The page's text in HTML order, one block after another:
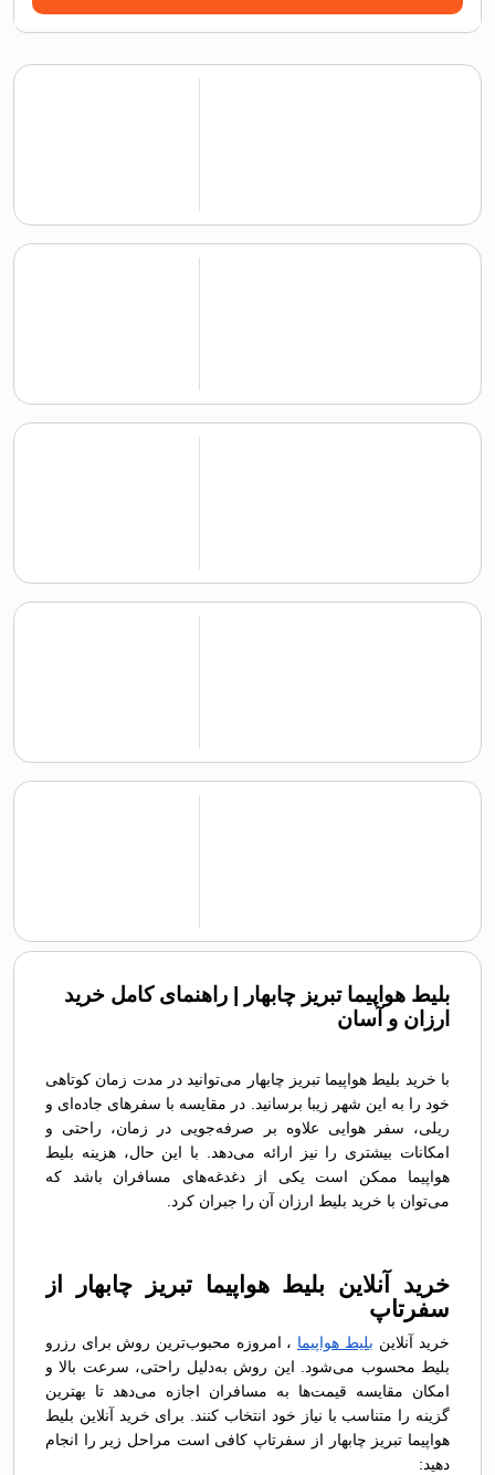
بلیط هواپیما تبریز چابهار | راهنمای کامل خرید
ارزان و آسان
با خرید بلیط هواپیما تبریز چابهار می‌توانید در مدت زمان کوتاهی
خود را به این شهر زیبا برسانید. در مقایسه با سفرهای جاده‌ای و
ریلی، سفر هوایی علاوه بر صرفه‌جویی در زمان، راحتی و
امکانات بیشتری را نیز ارائه می‌دهد. با این حال، هزینه بلیط
هواپیما ممکن است یکی از دغدغه‌های مسافران باشد که
می‌توان با خرید بلیط ارزان آن را جبران کرد.
خرید آنلاین بلیط هواپیما تبریز چابهار از
سفرتاپ
خرید آنلاین بلیط هواپیما ، امروزه محبوب‌ترین روش برای رزرو
بلیط محسوب می‌شود. این روش به‌دلیل راحتی، سرعت بالا و
امکان مقایسه قیمت‌ها به مسافران اجازه می‌دهد تا بهترین
گزینه را متناسب با نیاز خود انتخاب کنند. برای خرید آنلاین بلیط
هواپیما تبریز چابهار از سفرتاپ کافی است مراحل زیر را انجام
دهید: